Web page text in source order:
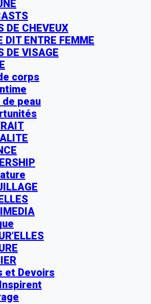
DE CHEVEUX
DIT ENTRE FEMME
DE VISAGE
corps
de peau
et Devoirs